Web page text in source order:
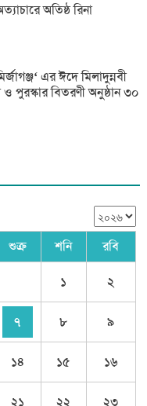
অতিষ্ঠ রিনা
এর ঈদে মিলাদুন্নবী
পুরস্কার বিতরণী অনুষ্ঠান ৩০
শুক্র শনি রবি
১ ২
৭ ৮ ৯
১৪ ১৫ ১৬
২১ ২২ ২৩